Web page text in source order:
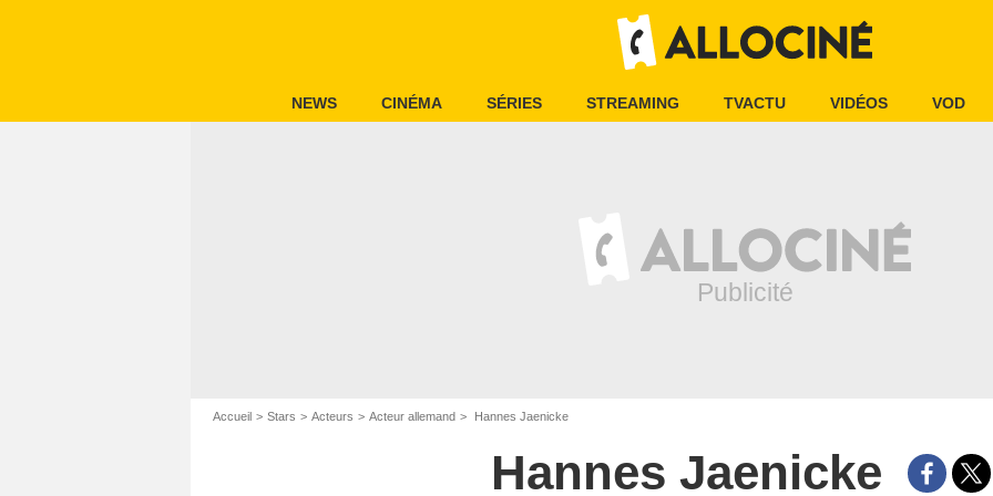
NEWS CINÉMA SÉRIES STREAMING TVACTU VIDÉOS VOD
Accueil Stars Acteurs Acteur allemand Hannes Jaenicke
Hannes Jaenicke